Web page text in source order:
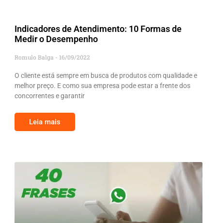
Indicadores de Atendimento: 10 Formas de
Medir o Desempenho
Romulo Balga 16/09/2022
O cliente está sempre em busca de produtos com qualidade e
melhor preço. E como sua empresa pode estar a frente dos
concorrentes e garantir
Leia mais